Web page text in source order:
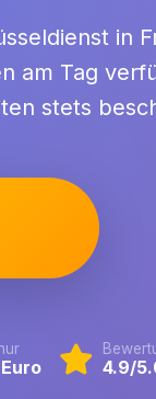
in
am Tag
stets
4.9/